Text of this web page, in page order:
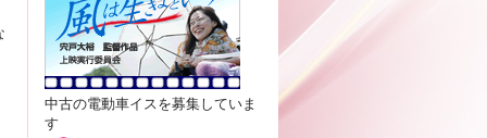
中古の電動車イスを募集していま
す